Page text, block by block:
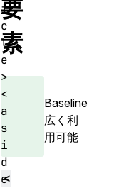
要
素
Baseline
広く利
用可能
<
i
c
l
e
>
<
a
s
i
d
e